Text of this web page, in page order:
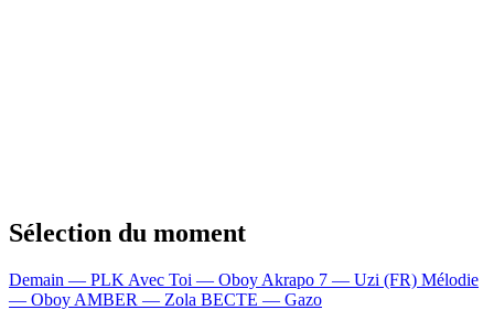
Sélection du moment
Demain — PLK Avec Toi — Oboy Akrapo 7 — Uzi (FR) Mélodie
— Oboy AMBER — Zola BECTE — Gazo